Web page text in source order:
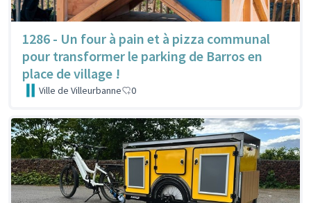
1286 - Un four à pain et à pizza communal
pour transformer le parking de Barros en
place de village !
Ville de Villeurbanne 0